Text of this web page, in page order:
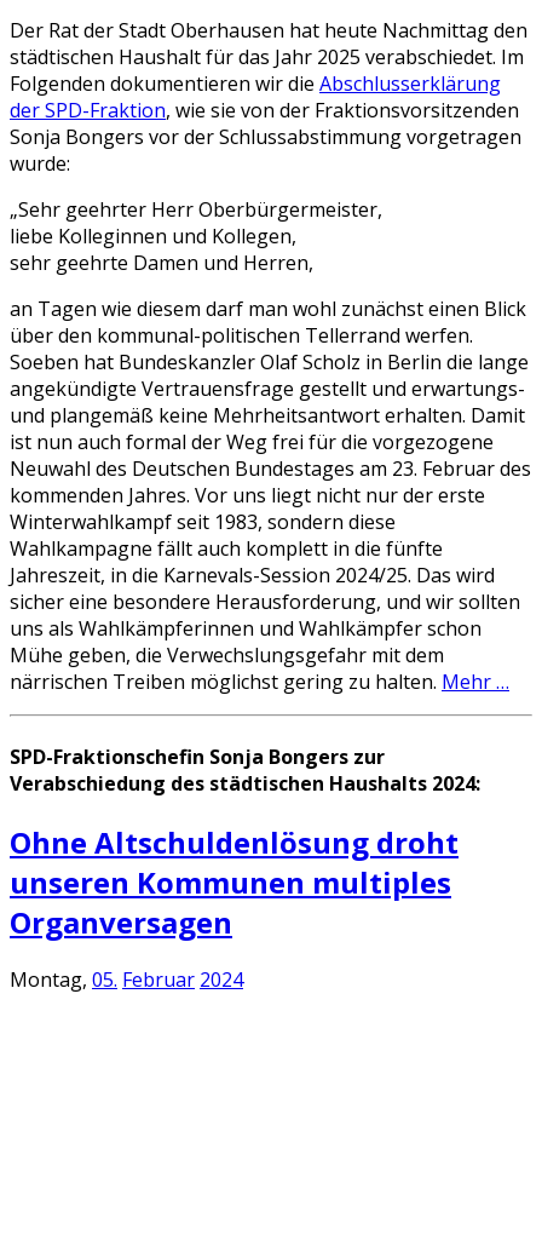
Der Rat der Stadt Oberhausen hat heute Nachmittag den
städtischen Haushalt für das Jahr 2025 verabschiedet. Im
Folgenden dokumentieren wir die Abschlusserklärung
der SPD-Fraktion, wie sie von der Fraktionsvorsitzenden
Sonja Bongers vor der Schlussabstimmung vorgetragen
wurde:
„Sehr geehrter Herr Oberbürgermeister,
liebe Kolleginnen und Kollegen,
sehr geehrte Damen und Herren,
an Tagen wie diesem darf man wohl zunächst einen Blick
über den kommunal-politischen Tellerrand werfen.
Soeben hat Bundeskanzler Olaf Scholz in Berlin die lange
angekündigte Vertrauensfrage gestellt und erwartungs-
und plangemäß keine Mehrheitsantwort erhalten. Damit
ist nun auch formal der Weg frei für die vorgezogene
Neuwahl des Deutschen Bundestages am 23. Februar des
kommenden Jahres. Vor uns liegt nicht nur der erste
Winterwahlkampf seit 1983, sondern diese
Wahlkampagne fällt auch komplett in die fünfte
Jahreszeit, in die Karnevals-Session 2024/25. Das wird
sicher eine besondere Herausforderung, und wir sollten
uns als Wahlkämpferinnen und Wahlkämpfer schon
Mühe geben, die Verwechslungsgefahr mit dem
närrischen Treiben möglichst gering zu halten. Mehr …
SPD-Fraktionschefin Sonja Bongers zur
Verabschiedung des städtischen Haushalts 2024:
Ohne Altschuldenlösung droht
unseren Kommunen multiples
Organversagen
Montag, 05. Februar 2024